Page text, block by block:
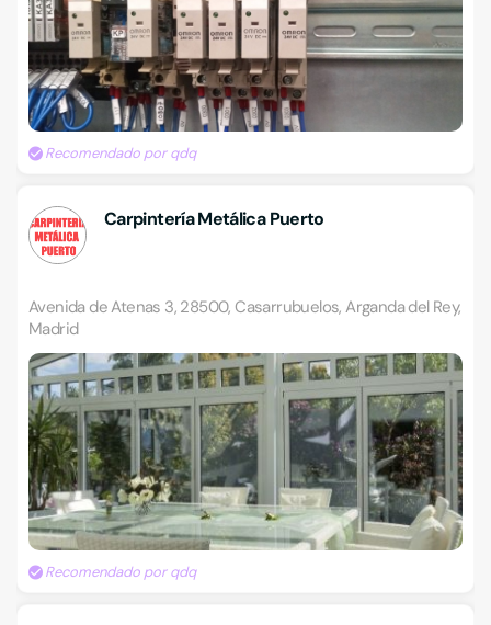
Recomendado por qdq
Carpintería Metálica Puerto
Avenida de Atenas 3, 28500, Casarrubuelos, Arganda del Rey,
Madrid
Recomendado por qdq